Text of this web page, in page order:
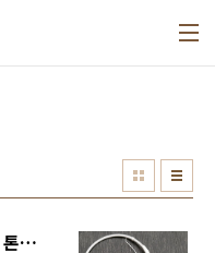
생활이 편리한 블루투스 이어폰 LG 톤플러스 HBS 780 사용 후기